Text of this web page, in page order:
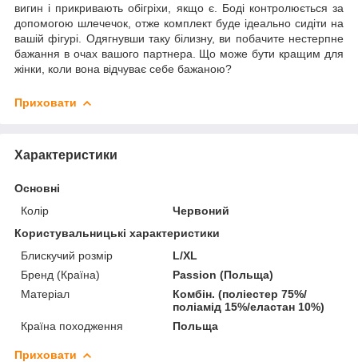
вигин і прикривають обігріхи, якщо є. Боді контролюється за
допомогою шлечечок, отже комплект буде ідеально сидіти на
вашій фігурі. Одягнувши таку білизну, ви побачите нестерпне
бажання в очах вашого партнера. Що може бути кращим для
жінки, коли вона відчуває себе бажаною?
Приховати
Характеристики
Основні
Колір
Червоний
Користувальницькі характеристики
Блискучий розмір
L/XL
Бренд (Країна)
Passion (Польща)
Матеріал
Комбін. (поліестер 75%/
поліамід 15%/еластан 10%)
Країна походження
Польща
Приховати